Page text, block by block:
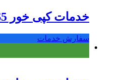
خدمات کپی خور PS5
سفارش خدمات